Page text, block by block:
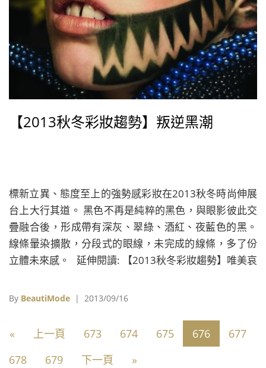
【2013秋冬彩妝趨勢】叛逆黑潮
標新立異、態度至上的強勢感彩妝在2013秋冬時尚伸展
台上大行其道。 黑色不再是純粹的黑色，與眼影彼此交
疊融合後，形成帶有深灰、翠綠、酒紅、夜藍色的黑。
線條暈染擴散，分段式的眼線，未完成的線條，多了份
立體未來感。 延伸閱讀: 【2013秋冬彩妝趨勢】唯美哀
By BeautiMode | 2013/09/16
« 上一頁 673 674 675 676
677
678
679 下一頁 »